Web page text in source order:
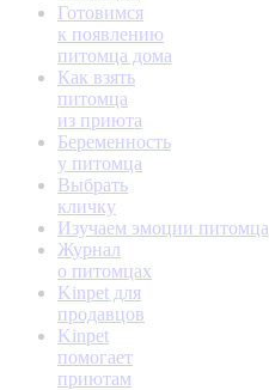
Готовимся
к появлению
питомца дома
Как взять
питомца
из приюта
Беременность
у питомца
Выбрать
кличку
Изучаем эмоции питомца
Журнал
о питомцах
Kinpet для
продавцов
Kinpet
помогает
приютам